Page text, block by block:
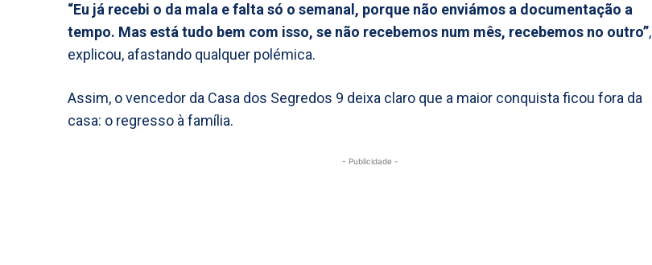
“Eu já recebi o da mala e falta só o semanal, porque não enviámos a documentação a
tempo. Mas está tudo bem com isso, se não recebemos num mês, recebemos no outro”,
explicou, afastando qualquer polémica.
Assim, o vencedor da Casa dos Segredos 9 deixa claro que a maior conquista ficou fora da
casa: o regresso à família.
- Publicidade -